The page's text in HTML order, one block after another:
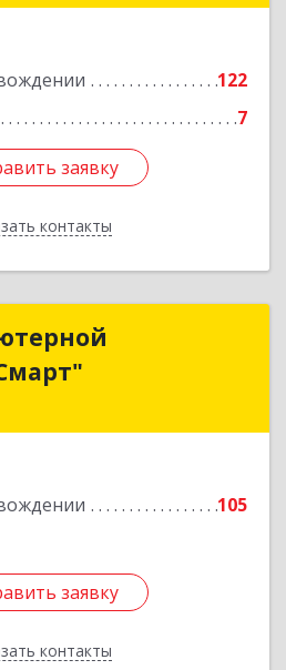
122
7
заявку
контакты
Подробнее
заявку
Назад
105
заявку
контакты
Компьютерной
"Смарт"
заявку
Назад